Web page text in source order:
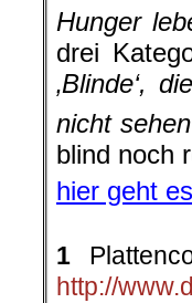
Hunger
drei
‚Blinde‘,
nicht
blind noch
hier geht
1
http://